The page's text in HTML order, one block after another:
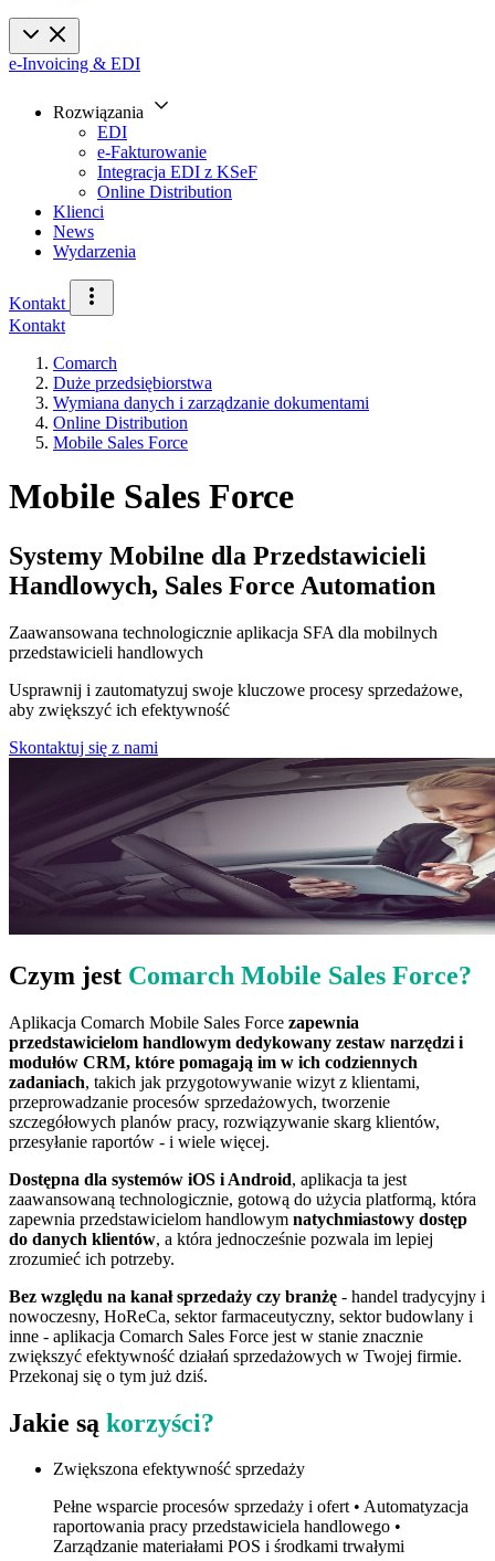
e-Invoicing & EDI
Rozwiązania
EDI
e-Fakturowanie
Integracja EDI z KSeF
Online Distribution
Klienci
News
Wydarzenia
Kontakt
Kontakt
Comarch
Duże przedsiębiorstwa
Wymiana danych i zarządzanie dokumentami
Online Distribution
Mobile Sales Force
Mobile Sales Force
Systemy Mobilne dla Przedstawicieli
Handlowych, Sales Force Automation
Zaawansowana technologicznie aplikacja SFA dla mobilnych
przedstawicieli handlowych
Usprawnij i zautomatyzuj swoje kluczowe procesy sprzedażowe,
aby zwiększyć ich efektywność
Skontaktuj się z nami
Czym jest Comarch Mobile Sales Force?
Aplikacja Comarch Mobile Sales Force zapewnia
przedstawicielom handlowym dedykowany zestaw narzędzi i
modułów CRM, które pomagają im w ich codziennych
zadaniach, takich jak przygotowywanie wizyt z klientami,
przeprowadzanie procesów sprzedażowych, tworzenie
szczegółowych planów pracy, rozwiązywanie skarg klientów,
przesyłanie raportów - i wiele więcej.
Dostępna dla systemów iOS i Android, aplikacja ta jest
zaawansowaną technologicznie, gotową do użycia platformą, która
zapewnia przedstawicielom handlowym natychmiastowy dostęp
do danych klientów, a która jednocześnie pozwala im lepiej
zrozumieć ich potrzeby.
Bez względu na kanał sprzedaży czy branżę - handel tradycyjny i
nowoczesny, HoReCa, sektor farmaceutyczny, sektor budowlany i
inne - aplikacja Comarch Sales Force jest w stanie znacznie
zwiększyć efektywność działań sprzedażowych w Twojej firmie.
Przekonaj się o tym już dziś.
Jakie są korzyści?
Zwiększona efektywność sprzedaży
Pełne wsparcie procesów sprzedaży i ofert • Automatyzacja
raportowania pracy przedstawiciela handlowego •
Zarządzanie materiałami POS i środkami trwałymi